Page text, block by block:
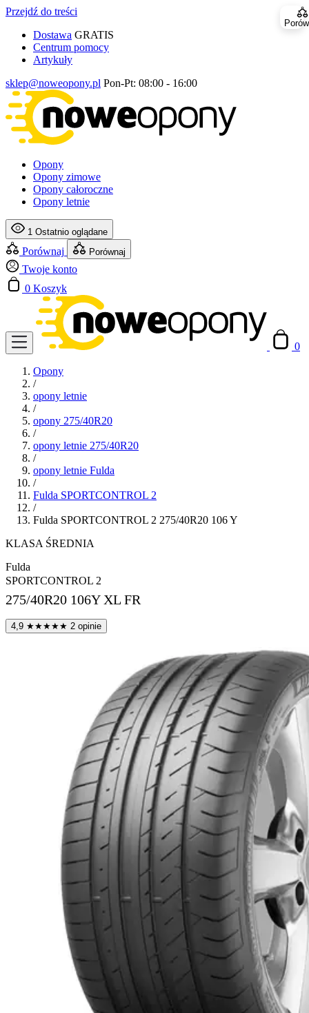
Przejdź do treści
Dostawa GRATIS
Centrum pomocy
Artykuły
sklep@noweopony.pl Pon-Pt: 08:00 - 16:00
Opony
Opony zimowe
Opony całoroczne
Opony letnie
1 Ostatnio oglądane
Porównaj Porównaj
Twoje konto
0 Koszyk
0
Opony
/
opony letnie
/
opony 275/40R20
/
opony letnie 275/40R20
/
opony letnie Fulda
/
Fulda SPORTCONTROL 2
/
Fulda SPORTCONTROL 2 275/40R20 106 Y
KLASA ŚREDNIA
Fulda
SPORTCONTROL 2
275/40R20 106Y XL FR
4,9 ★★★★★ 2 opinie